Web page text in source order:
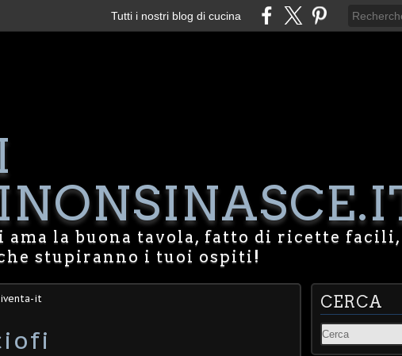
Tutti i nostri blog di cucina
ama la buona tavola, fatto di ricette
stupiranno i tuoi ospiti!
it
CERCA